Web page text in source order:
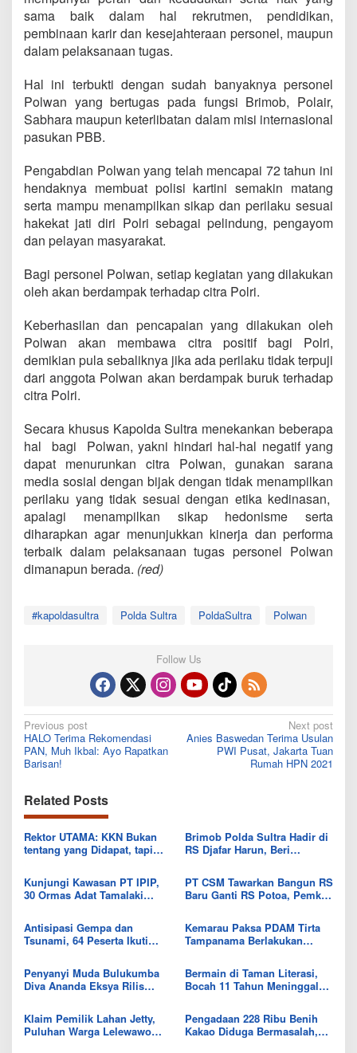
sama baik dalam hal rekrutmen, pendidikan,
pembinaan karir dan kesejahteraan personel, maupun
dalam pelaksanaan tugas.
Hal ini terbukti dengan sudah banyaknya personel
Polwan yang bertugas pada fungsi Brimob, Polair,
Sabhara maupun keterlibatan dalam misi internasional
pasukan PBB.
Pengabdian Polwan yang telah mencapai 72 tahun ini
hendaknya membuat polisi kartini semakin matang
serta mampu menampilkan sikap dan perilaku sesuai
hakekat jati diri Polri sebagai pelindung, pengayom
dan pelayan masyarakat.
Bagi personel Polwan, setiap kegiatan yang dilakukan
oleh akan berdampak terhadap citra Polri.
Keberhasilan dan pencapaian yang dilakukan oleh
Polwan akan membawa citra positif bagi Polri,
demikian pula sebaliknya jika ada perilaku tidak terpuji
dari anggota Polwan akan berdampak buruk terhadap
citra Polri.
Secara khusus Kapolda Sultra menekankan beberapa
hal bagi Polwan, yakni hindari hal-hal negatif yang
dapat menurunkan citra Polwan, gunakan sarana
media sosial dengan bijak dengan tidak menampilkan
perilaku yang tidak sesuai dengan etika kedinasan,
apalagi menampilkan sikap hedonisme serta
diharapkan agar menunjukkan kinerja dan performa
terbaik dalam pelaksanaan tugas personel Polwan
dimanapun berada. (red)
#kapoldasultra Polda Sultra PoldaSultra Polwan
Follow Us
Post
navigation
Previous post
HALO Terima Rekomendasi
PAN, Muh Ikbal: Ayo Rapatkan
Barisan!
Next post
Anies Baswedan Terima Usulan
PWI Pusat, Jakarta Tuan
Rumah HPN 2021
Related Posts
Rektor UTAMA: KKN Bukan
tentang yang Didapat, tapi
Diberikan
Brimob Polda Sultra Hadir di
RS Djafar Harun, Beri
untuk Pasien
Kunjungi Kawasan PT IPIP,
30 Ormas Adat Tamalaki
Bumi Mekongga
PT CSM Tawarkan Bangun RS
Baru Ganti RS Potoa, Pemkab
Aset
Antisipasi Gempa dan
Tsunami, 64 Peserta Ikuti
Kolaka Utara
Kemarau Paksa PDAM Tirta
Tampanama Berlakukan
IKK Wawo
Penyanyi Muda Bulukumba
Diva Ananda Eksya Rilis
Eksistensi Musik Bugis
Bermain di Taman Literasi,
Bocah 11 Tahun Meninggal
Klaim Pemilik Lahan Jetty,
Puluhan Warga Lelewawo
Pengadaan 228 Ribu Benih
Kakao Diduga Bermasalah,